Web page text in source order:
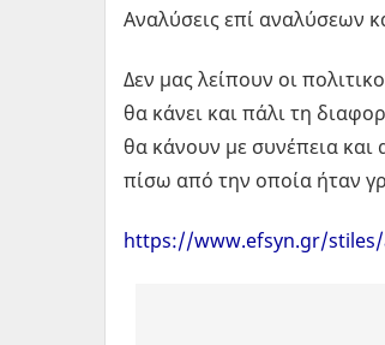
Αναλύσεις επί αναλύσεων
Δεν μας λείπουν οι
θα κάνει και πάλι τη
θα κάνουν με συνέπεια και
πίσω από την οποία ήταν
https://www.efsyn.gr/stiles/